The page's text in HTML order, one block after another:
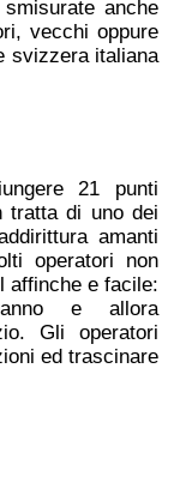
anche
vecchi oppure
svizzera italiana
21 punti
tratta di uno dei
amanti
operatori non
affinche e facile:
e allora
Gli operatori
ed trascinare